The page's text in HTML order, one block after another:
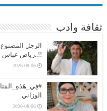
ثقافة وادب
الرجل المصنوع
!!..رياض عباس
2026-08-06
الوزاني
2026-08-06